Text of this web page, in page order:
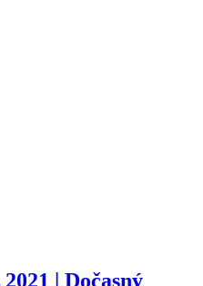
| Dočasný